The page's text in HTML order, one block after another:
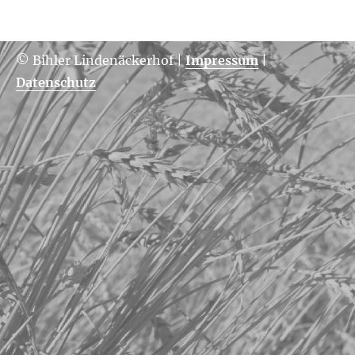
© Bihler Lindenäckerhof|Impressum|
Datenschutz